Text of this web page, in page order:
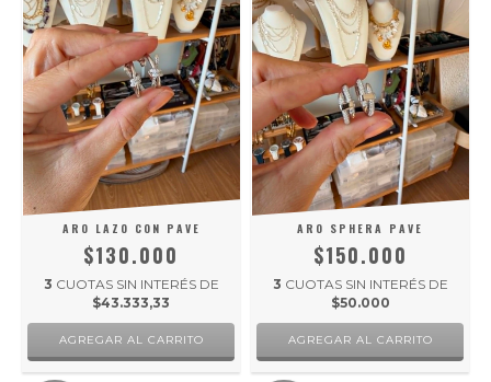
ARO LAZO CON PAVE
$130.000
3 CUOTAS SIN INTERÉS DE
$43.333,33
ARO SPHERA PAVE
$150.000
3 CUOTAS SIN INTERÉS DE
$50.000